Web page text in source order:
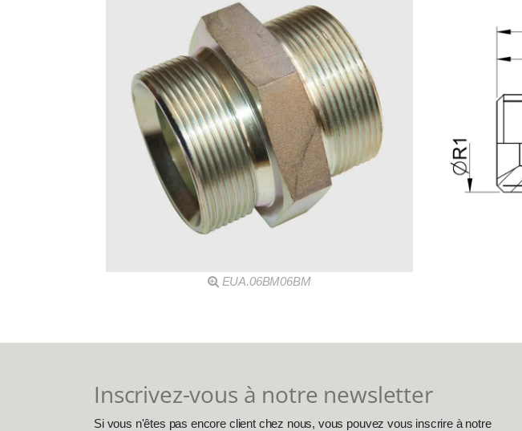
EUA.06BM06BM
Inscrivez-vous à notre newsletter
Si vous n'êtes pas encore client chez nous, vous pouvez vous inscrire à notre